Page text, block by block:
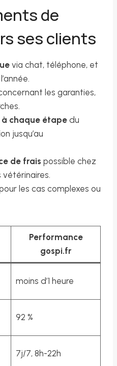
de
ses clients
via chat, téléphone, et
les garanties,
chaque étape du
jusqu’au
de frais possible chez
les cas complexes ou
Performance
gospi.fr
moins d’1 heure
92 %
7j/7, 8h-22h